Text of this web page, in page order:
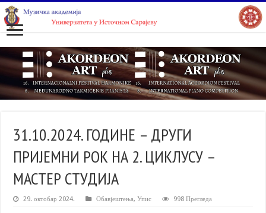
31.10.2024. ГОДИНЕ – ДРУГИ
ПРИЈЕМНИ РОК НА 2. ЦИКЛУСУ –
МАСТЕР СТУДИЈА
29. октобар 2024. Обавјештења,Упис 998 Прегледа